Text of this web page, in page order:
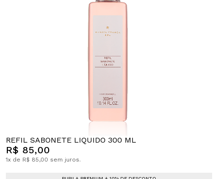
REFIL SABONETE LIQUIDO 300 ML
R$ 85,00
1x de R$ 85,00 sem juros.